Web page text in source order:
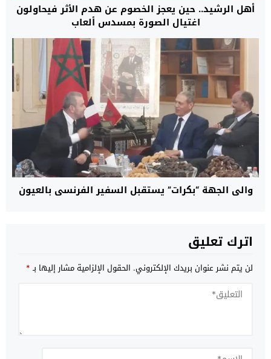
أهل الرشيد.. حين يعجز الخصوم عن هدم الأثر فيحاولون
اغتيال الصورة بمسدس ألعاب
والي الجهة “بكرات” يستقبل السفير الفرنسي بالعيون
اترك تعليق
لن يتم نشر عنوان بريدك الإلكتروني. الحقول الإلزامية مشار إليها بـ*